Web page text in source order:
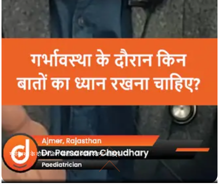
गर्भावस्था के दौरान किन बातों का ध्यान रखना चाहिए?